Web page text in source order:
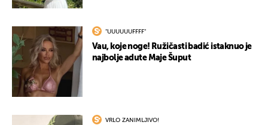
"UUUUUUFFFF"
Vau, koje noge! Ružičasti badić istaknuo je
najbolje adute Maje Šuput
VRLO ZANIMLJIVO!